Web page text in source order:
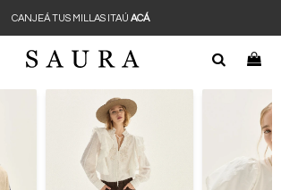
CANJEÁ TUS MILLAS ITAÚ ACÁ